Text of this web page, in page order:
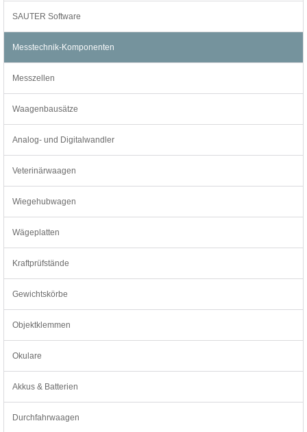
SAUTER Software
Messtechnik-Komponenten
Messzellen
Waagenbausätze
Analog- und Digitalwandler
Veterinärwaagen
Wiegehubwagen
Wägeplatten
Kraftprüfstände
Gewichtskörbe
Objektklemmen
Okulare
Akkus & Batterien
Durchfahrwaagen